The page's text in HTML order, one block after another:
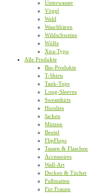
Unterwasser
Vögel
Wald
Waschbären
Wildschweine
Wölfe
Xtra-Typo
Alle Produkte
Bio-Produkte
T-Shirts
Tank-Tops
Long-Sleeves
Sweatshirts
Hoodies
Jacken
Mützen
Beutel
FlipFlops
Tassen & Flaschen
Accessoires
Wall-Art
Decken & Tücher
Fußmatten
Für Frauen